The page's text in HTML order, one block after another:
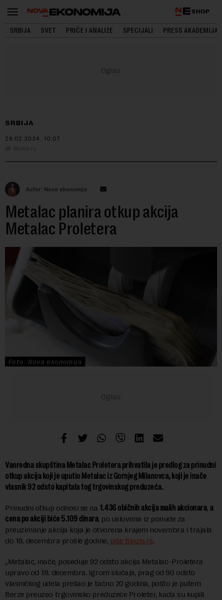
SHOP
SRBIJA SVET PRIČE I ANALIZE SPECIJALI PRESS AKADEMIJA
SRBIJA
29.02.2024. 10:07
Biznis.rs
Autor: Nova ekonomija
Metalac planira otkup akcija
Metalac Proletera
Foto: Nova ekonomija
Vanredna skupština Metalac Proletera prihvatila je predlog za prinudni
otkup akcija koji je uputio Metalac iz Gornjeg Milanovca, koji je inače
vlasnik 92 odsto kapitala tog trgovinskog preduzeća.
Prinudni otkup odnosi se na 1.436 običnih akcija malih akcionara, a
cena po akciji biće 5.109 dinara, po uslovima iz ponude za
preuzimanje akcija koja je otvorena krajem novembra i trajala
do 18. decembra prošle godine, piše Binzis.rs.
„Metalac, inače, poseduje 92 odsto akcija Metalac-Proletera
upravo od 18. decembra. Igrom slučaja, prag od 90 odsto
vlasničkog udela prešao je tačno 20 godina, pošto je putem
Berze preuzeo trgovinsko preduzeće Proleter, kada su kupili